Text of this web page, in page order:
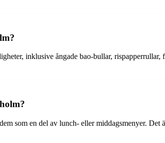
inklusive ångade bao-bullar,
som en del av lunch- eller middagsmenyer.